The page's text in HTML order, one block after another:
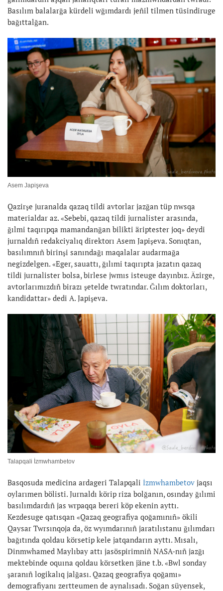
Basılım balalarğa kürdeli wğımdardı jeñil tilmen tüsindiruge
bağıttalğan.
Asem Japişeva
Qazirşe juranalda qazaq tildi avtorlar jazğan tüp nwsqa
materialdar az. «Sebebi, qazaq tildi jurnalister arasında,
ğılmi taqırıpqa mamandanğan bilikti äriptester joq» deydi
jurnaldıñ redakciyalıq direktorı Asem Japişeva. Sonıqtan,
basılımnıñ birinşi sanındağı maqalalar audarmağa
negizdelgen. «Eger, sauattı, ğılımi taqırıpta jazatın qazaq
tildi jurnalister bolsa, birlese jwmıs isteuge dayınbız. Äzirge,
avtorlarımızdıñ birazı şetelde twratındar. Ğılım doktorları,
kandidattar» dedi A. Japişeva.
Talapqali İzmwhambetov
Basqosuda medicina ardageri Talapqali İzmwhambetov jaqsı
oylarımen bölisti. Jurnaldı körip riza bolğanın, osınday ğılımi
basılımdardıñ jas wrpaqqa bereri köp ekenin ayttı.
Kezdesuge qatısqan «Qazaq geografiya qoğamınıñ» ökili
Qaysar Twrsınqoja da, öz wyımdarınıñ jaratılıstanu ğılımdarı
bağıtında qoldau körsetip kele jatqandarın ayttı. Mısalı,
Dinmwhamed Maylıbay attı jasöspirimniñ NASA-nıñ jazğı
mektebinde oquına qoldau körsetken jäne t.b. «Bwl sonday
şaranıñ logikalıq jalğası. Qazaq geografiya qoğamı»
demografiyanı zertteumen de aynalısadı. Soğan süyensek,